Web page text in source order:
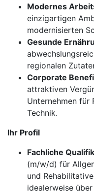
Modernes
einzigartigen
modernisierten
Gesunde
regionalen
Corporate
attraktiven
Unternehmen für
Technik.
Ihr Profil
Fachliche
(m/w/d) für
und
idealerweise